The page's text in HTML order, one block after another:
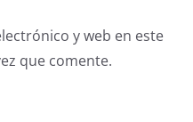
y web en este
que comente.